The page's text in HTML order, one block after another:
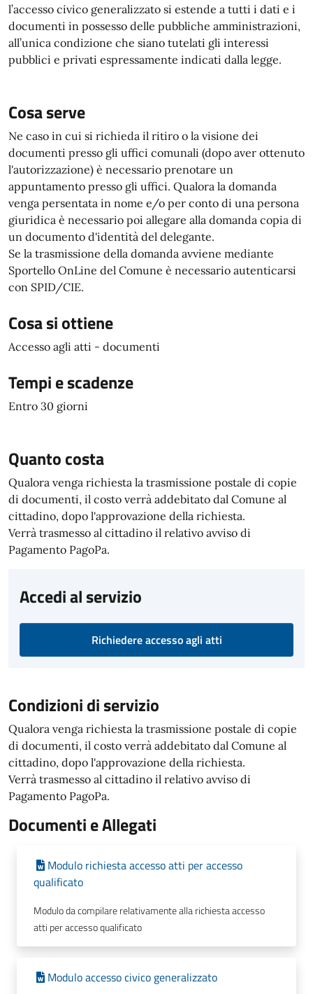
l’accesso civico generalizzato si estende a tutti i dati e i
documenti in possesso delle pubbliche amministrazioni,
all’unica condizione che siano tutelati gli interessi
pubblici e privati espressamente indicati dalla legge.
Cosa serve
Ne caso in cui si richieda il ritiro o la visione dei
documenti presso gli uffici comunali (dopo aver ottenuto
l'autorizzazione) è necessario prenotare un
appuntamento presso gli uffici. Qualora la domanda
venga persentata in nome e/o per conto di una persona
giuridica è necessario poi allegare alla domanda copia di
un documento d'identità del delegante.
Se la trasmissione della domanda avviene mediante
Sportello OnLine del Comune è necessario autenticarsi
con SPID/CIE.
Cosa si ottiene
Accesso agli atti - documenti
Tempi e scadenze
Entro 30 giorni
Quanto costa
Qualora venga richiesta la trasmissione postale di copie
di documenti, il costo verrà addebitato dal Comune al
cittadino, dopo l'approvazione della richiesta.
Verrà trasmesso al cittadino il relativo avviso di
Pagamento PagoPa.
Accedi al servizio
Richiedere accesso agli atti
Condizioni di servizio
Qualora venga richiesta la trasmissione postale di copie
di documenti, il costo verrà addebitato dal Comune al
cittadino, dopo l'approvazione della richiesta.
Verrà trasmesso al cittadino il relativo avviso di
Pagamento PagoPa.
Documenti e Allegati
Modulo richiesta accesso atti per accesso
qualificato
Modulo da compilare relativamente alla richiesta accesso
atti per accesso qualificato
Modulo accesso civico generalizzato